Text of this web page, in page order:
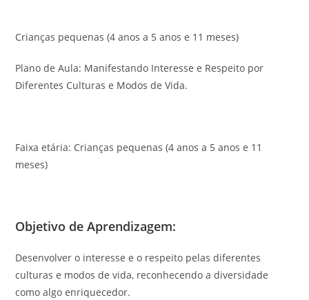
Crianças pequenas (4 anos a 5 anos e 11 meses)
Plano de Aula: Manifestando Interesse e Respeito por
Diferentes Culturas e Modos de Vida.
Faixa etária: Crianças pequenas (4 anos a 5 anos e 11
meses)
Objetivo de Aprendizagem:
Desenvolver o interesse e o respeito pelas diferentes
culturas e modos de vida, reconhecendo a diversidade
como algo enriquecedor.